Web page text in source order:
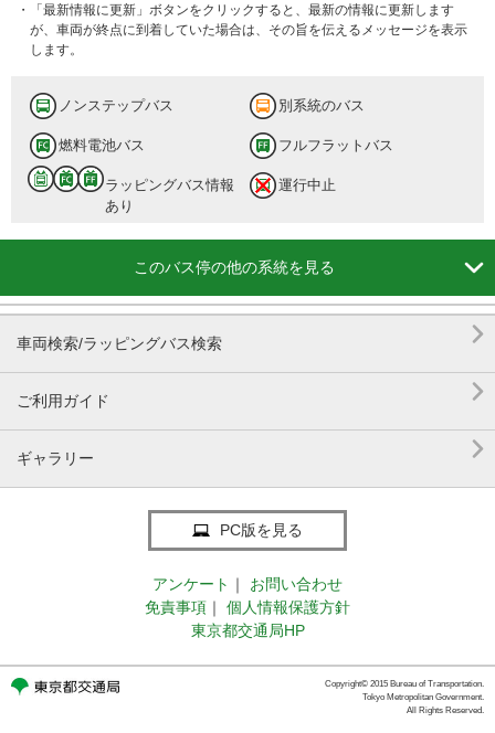
・「最新情報に更新」ボタンをクリックすると、最新の情報に更新します
が、車両が終点に到着していた場合は、その旨を伝えるメッセージを表示
します。
ノンステップバス 別系統のバス
燃料電池バス フルフラットバス
ラッピングバス情報
あり
運行中止
このバス停の他の系統を見る 
車両検索/ラッピングバス検索 
ご利用ガイド 
ギャラリー 
PC版を見る
アンケート ｜
お問い合わせ
免責事項 ｜
個人情報保護方針
東京都交通局HP
Copyright© 2015 Bureau of Transportation.
Tokyo Metropolitan Government.
All Rights Reserved.